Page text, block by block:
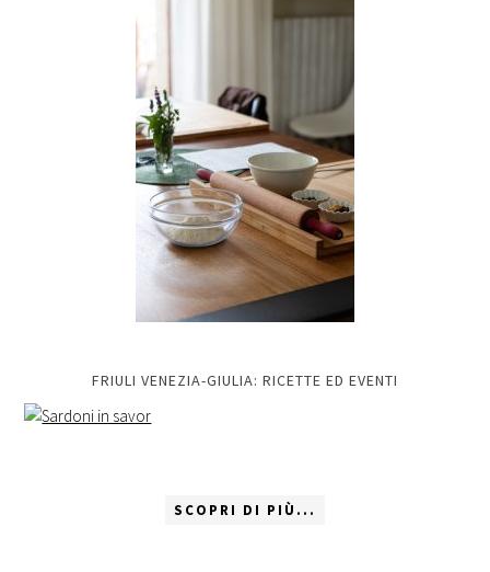
FRIULI VENEZIA-GIULIA: RICETTE ED EVENTI
SCOPRI DI PIÙ...